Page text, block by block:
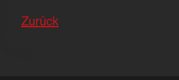
Zurück